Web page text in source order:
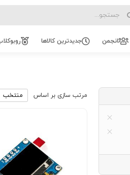
انجمن جدیدترین کالاها
مرتب سازی بر اساس